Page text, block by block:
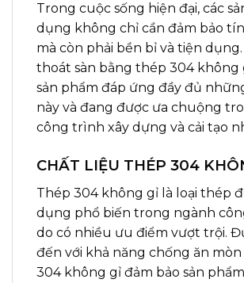
Trong cuộc sống hiện đại, các
dụng không chỉ cần đảm bảo
mà còn phải bền bỉ và tiện
thoát sàn bằng thép 304 không
sản phẩm đáp ứng đầy đủ
này và đang được ưa chuộng
công trình xây dựng và cải tạo
CHẤT LIỆU THÉP 304
Thép 304 không gỉ là loại thép
dụng phổ biến trong ngành
do có nhiều ưu điểm vượt trội.
đến với khả năng chống ăn mòn
304 không gỉ đảm bảo sản